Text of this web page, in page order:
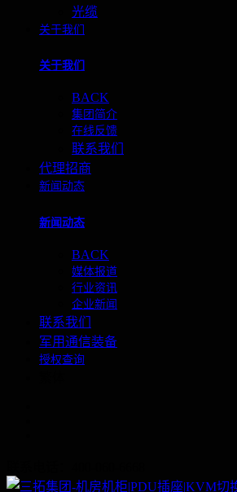
光缆
关于我们
关于我们
BACK
集团简介
在线反馈
联系我们
代理招商
新闻动态
新闻动态
BACK
媒体报道
行业资讯
企业新闻
联系我们
军用通信装备
授权查询